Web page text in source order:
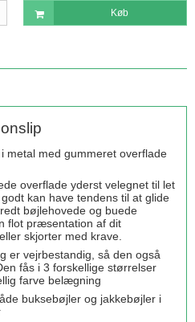
Køb
metal med gummeret overflade
overflade yderst velegnet til let
kan have tendens til at glide
bøjlehovede og buede
flot præsentation af dit
skjorter med krave.
er vejrbestandig, så den også
fås i 3 forskellige størrelser
farve belægning
buksebøjler og jakkebøjler i